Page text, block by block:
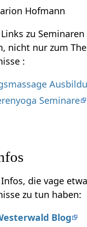
Hofmann
zu
nicht nur zum
:
Seminare
die vage
zu tun haben:
Blog